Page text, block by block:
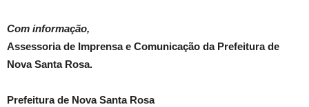
Com informação,
Assessoria de Imprensa e Comunicação da Prefeitura de
Nova Santa Rosa.
Prefeitura de Nova Santa Rosa